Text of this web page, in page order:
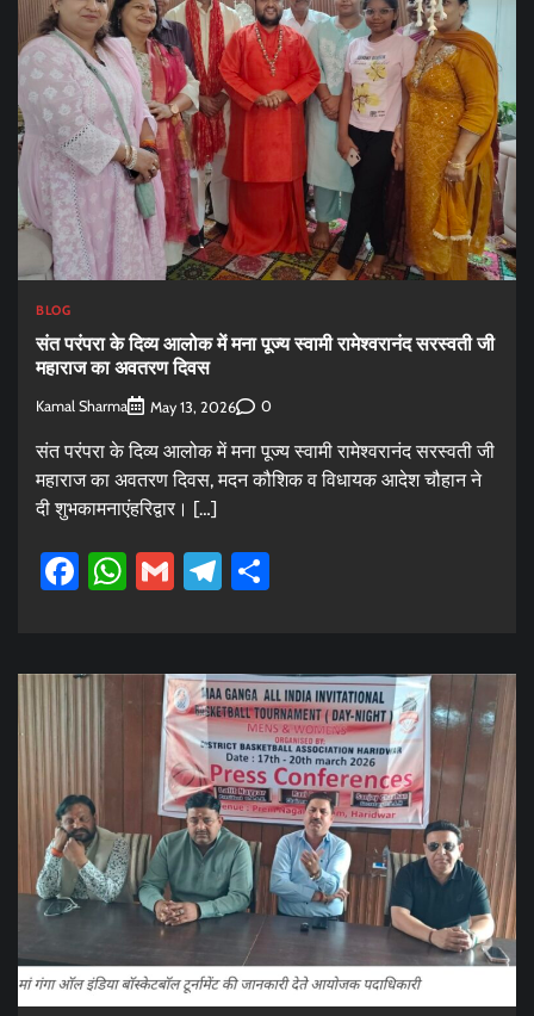
BLOG
संत परंपरा के दिव्य आलोक में मना पूज्य स्वामी रामेश्वरानंद सरस्वती जी
महाराज का अवतरण दिवस
Kamal Sharma May 13, 2026 0
संत परंपरा के दिव्य आलोक में मना पूज्य स्वामी रामेश्वरानंद सरस्वती जी
महाराज का अवतरण दिवस, मदन कौशिक व विधायक आदेश चौहान ने
दी शुभकामनाएंहरिद्वार। […]
Facebook
WhatsApp
GmailTelegram